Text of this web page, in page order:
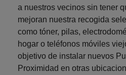
a nuestros vecinos sin tener
mejoran nuestra recogida
como tóner, pilas,
hogar o teléfonos móviles
objetivo de instalar nuevos
Proximidad en otras